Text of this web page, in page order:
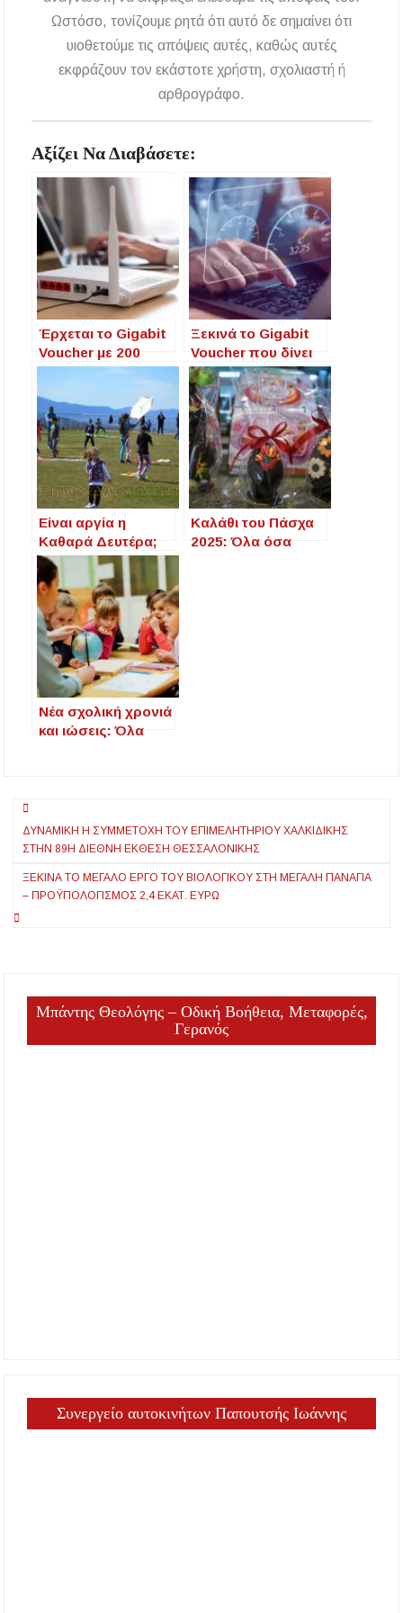
Ωστόσο, τονίζουμε ρητά ότι αυτό δε σημαίνει ότι
υιοθετούμε τις απόψεις αυτές, καθώς αυτές
εκφράζουν τον εκάστοτε χρήστη, σχολιαστή ή
αρθρογράφο.
Αξίζει Να Διαβάσετε:
Έρχεται το Gigabit
Voucher με 200
ευρώ για συνδέσεις
Ξεκινά το Gigabit
Voucher που δίνει
200 ευρώ για
Internet έως 1
Gbps
Είναι αργία η
Καθαρά Δευτέρα;
Όλα όσα πρέπει να
ξέρετε
Καλάθι του Πάσχα
2025: Όλα όσα
Νέα σχολική χρονιά
και ιώσεις: Όλα
Πλοήγηση
άρθρων
ΔΥΝΑΜΙΚΉ Η ΣΥΜΜΕΤΟΧΉ ΤΟΥ ΕΠΙΜΕΛΗΤΗΡΊΟΥ ΧΑΛΚΙΔΙΚΉΣ
ΣΤΗΝ 89Η ΔΙΕΘΝΉ ΈΚΘΕΣΗ ΘΕΣΣΑΛΟΝΊΚΗΣ
ΞΕΚΙΝΆ ΤΟ ΜΕΓΆΛΟ ΈΡΓΟ ΤΟΥ ΒΙΟΛΟΓΙΚΟΎ ΣΤΗ ΜΕΓΆΛΗ ΠΑΝΑΓΊΑ
– ΠΡΟΫΠΟΛΟΓΙΣΜΌΣ 2,4 ΕΚΑΤ. ΕΥΡΏ
Μπάντης Θεολόγης – Οδική Βοήθεια, Μεταφορές,
Γερανός
Συνεργείο αυτοκινήτων Παπουτσής Ιωάννης